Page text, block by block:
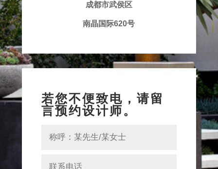
成都市武侯区
南晶国际620号
若您不便致电，请留
言预约设计师。